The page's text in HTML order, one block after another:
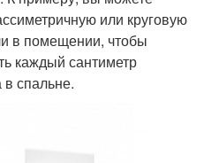
стиле
Аксессуары для
или круговую
в помещении, чтобы
каждый сантиметр
в спальне.